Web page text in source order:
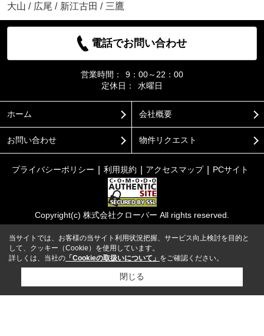
大山 / 広尾 / 新江古田 / 三鷹
電話でお問い合わせ
営業時間：
9：00～22：00
定休日：
水曜日
ホーム 会社概要
お問い合わせ 物件リクエスト
プライバシーポリシー 利用規約 アクセスマップ PCサイト
Copyright(c) 株式会社クローバー All rights reserved.
当サイトでは、お客様の当サイト利用状況把握、サービス向上検討を目的と
して、クッキー（Cookie）を使用しています。
詳しくは、当社の 「Cookieの取扱いについて」 をご確認ください。
閉じる